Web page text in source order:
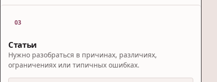
03
Статьи
Нужно разобраться в причинах, различиях,
ограничениях или типичных ошибках.